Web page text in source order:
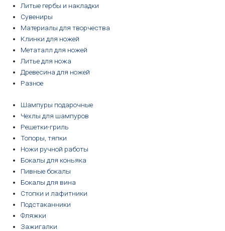
Литые гербы и накладки
Сувениры
Материалы для творчества
Клинки для ножей
Метаталл для ножей
Литье для ножа
Древесина для ножей
Разное
Шампуры подарочные
Чехлы для шампуров
Решетки-гриль
Топоры, тяпки
Ножи ручной работы
Бокалы для коньяка
Пивные бокалы
Бокалы для вина
Стопки и лафитники
Подстаканники
Фляжки
Зажигалки